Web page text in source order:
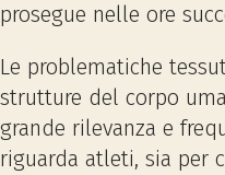
prosegue nelle ore
Le problematiche
strutture del corpo
grande rilevanza e
riguarda atleti, sia per